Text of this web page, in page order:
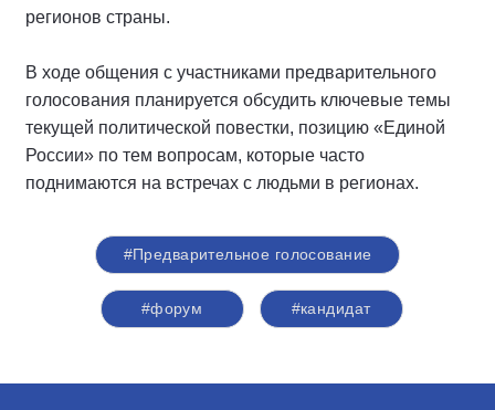
регионов страны.
В ходе общения с участниками предварительного
голосования планируется обсудить ключевые темы
текущей политической повестки, позицию «Единой
России» по тем вопросам, которые часто
поднимаются на встречах с людьми в регионах.
#Предварительное голосование
#форум #кандидат